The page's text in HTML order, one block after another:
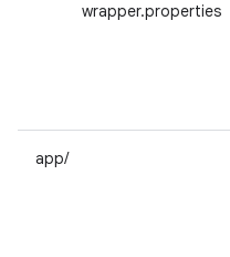
wrapper.properties
app/